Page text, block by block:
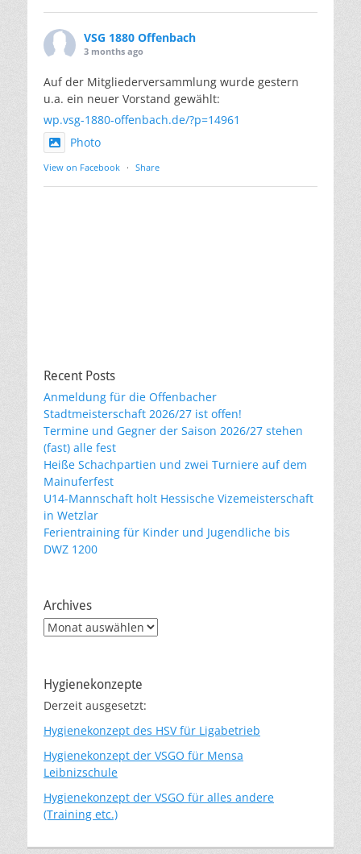
VSG 1880 Offenbach
3 months ago
Auf der Mitgliederversammlung wurde gestern
u.a. ein neuer Vorstand gewählt:
wp.vsg-1880-offenbach.de/?p=14961
Photo
View on Facebook · Share
Recent Posts
Anmeldung für die Offenbacher
Stadtmeisterschaft 2026/27 ist offen!
Termine und Gegner der Saison 2026/27 stehen
(fast) alle fest
Heiße Schachpartien und zwei Turniere auf dem
Mainuferfest
U14-Mannschaft holt Hessische Vizemeisterschaft
in Wetzlar
Ferientraining für Kinder und Jugendliche bis
DWZ 1200
Archives
Archives
Hygienekonzepte
Derzeit ausgesetzt:
Hygienekonzept des HSV für Ligabetrieb
Hygienekonzept der VSGO für Mensa
Leibnizschule
Hygienekonzept der VSGO für alles andere
(Training etc.)